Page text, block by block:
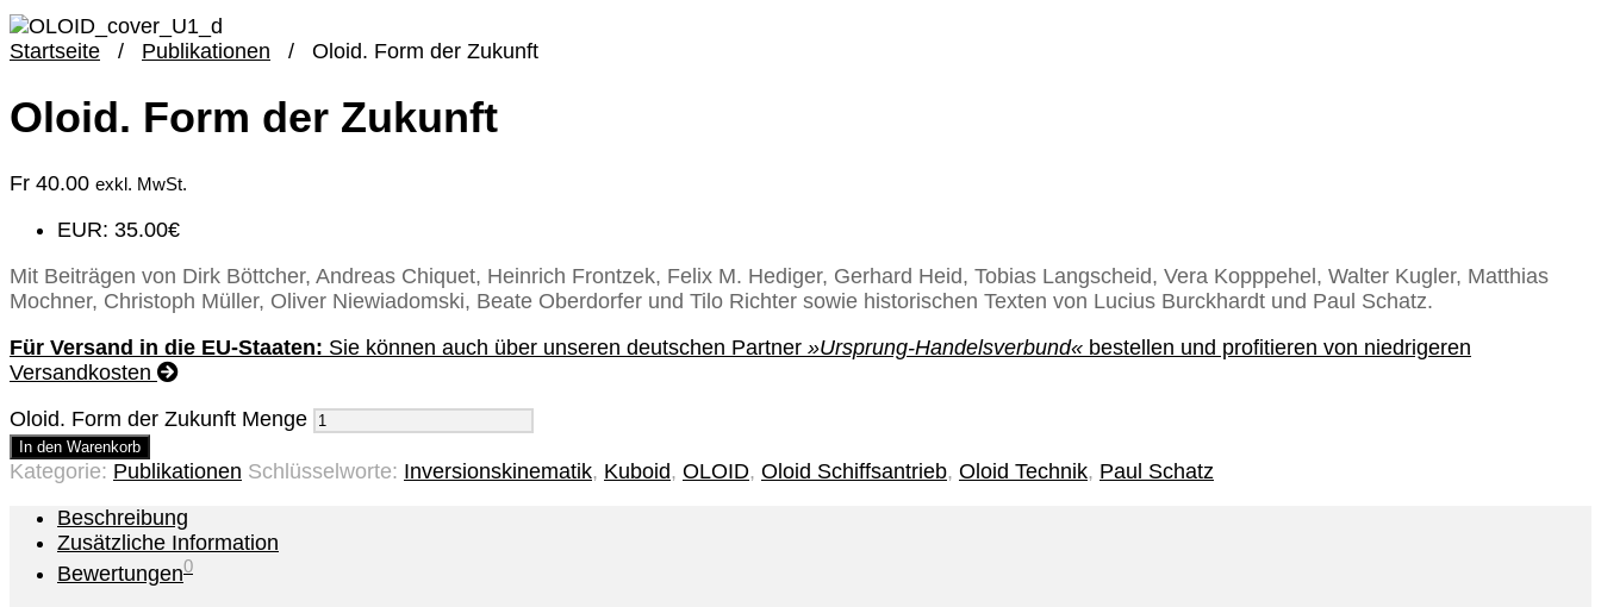
Startseite / Publikationen / Oloid. Form der Zukunft
Oloid. Form der Zukunft
Fr 40.00 exkl. MwSt.
EUR: 35.00€
Mit Beiträgen von Dirk Böttcher, Andreas Chiquet, Heinrich Frontzek, Felix M. Hediger, Gerhard Heid, Tobias Langscheid, Vera Kopppehel, Walter Kugler, Matthias
Mochner, Christoph Müller, Oliver Niewiadomski, Beate Oberdorfer und Tilo Richter sowie historischen Texten von Lucius Burckhardt und Paul Schatz.
Für Versand in die EU-Staaten: Sie können auch über unseren deutschen Partner »Ursprung-Handelsverbund« bestellen und profitieren von niedrigeren
Versandkosten
Oloid. Form der Zukunft Menge
In den Warenkorb
Kategorie: Publikationen Schlüsselworte: Inversionskinematik, Kuboid, OLOID, Oloid Schiffsantrieb, Oloid Technik, Paul Schatz
Beschreibung
Zusätzliche Information
Bewertungen0